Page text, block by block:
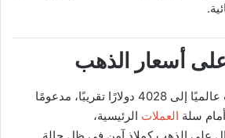
أسعار الذهب
ارتفع سعر أونصة الذهب عالميًا إلى 4028 دولارًا تقريبًا، مدعومًا
أمام سلة العملات الرئيسية،